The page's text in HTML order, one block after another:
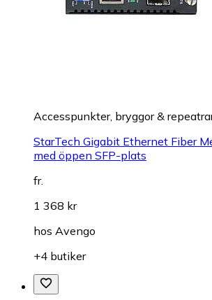
Accesspunkter, bryggor &
StarTech Gigabit Ethernet Fiber
med öppen SFP-plats
fr.
1 368 kr
hos Avengo
+4 butiker